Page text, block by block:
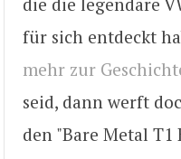
für sich entdeckt
mehr zur
seid, dann werft
den "Bare Metal T1